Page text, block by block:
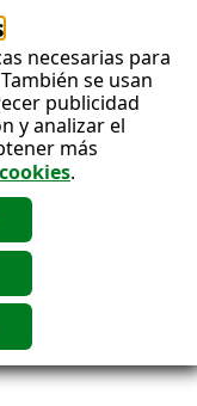
necesarias para
se usan
publicidad
y analizar el
más
.